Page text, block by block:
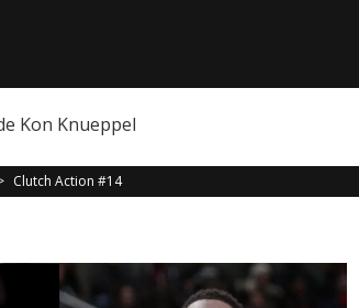
Kon Knueppel
Clutch Action #14